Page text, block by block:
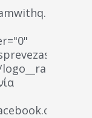
wp-